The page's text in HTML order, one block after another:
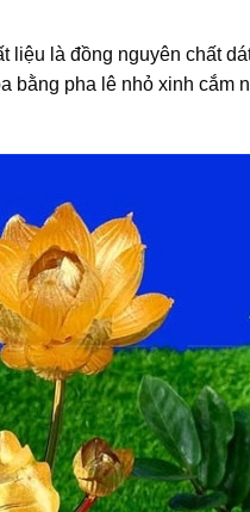
là đồng nguyên chất
bằng pha lê nhỏ xinh cắm